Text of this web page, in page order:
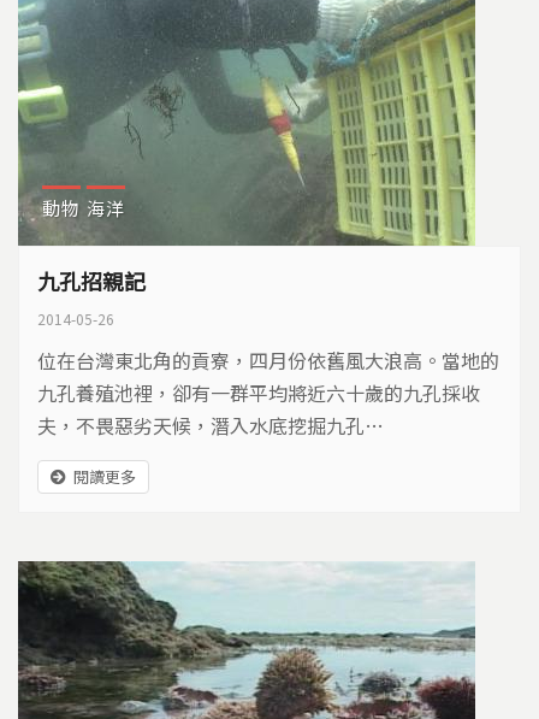
動物 海洋
九孔招親記
2014-05-26
位在台灣東北角的貢寮，四月份依舊風大浪高。當地的
九孔養殖池裡，卻有一群平均將近六十歲的九孔採收
夫，不畏惡劣天候，潛入水底挖掘九孔…
閱讀更多